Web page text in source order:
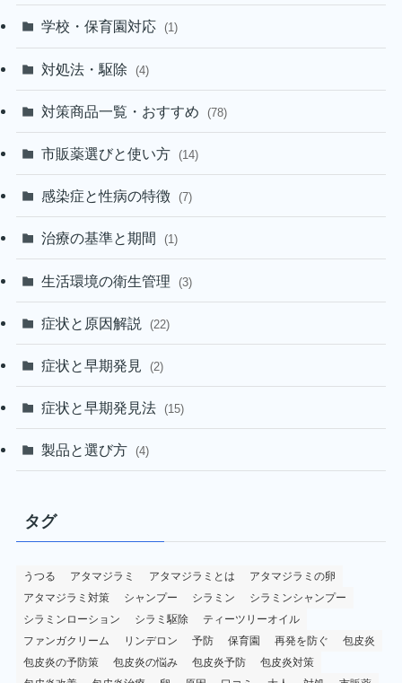
学校・保育園対応 (1)
対処法・駆除 (4)
対策商品一覧・おすすめ (78)
市販薬選びと使い方 (14)
感染症と性病の特徴 (7)
治療の基準と期間 (1)
生活環境の衛生管理 (3)
症状と原因解説 (22)
症状と早期発見 (2)
症状と早期発見法 (15)
製品と選び方 (4)
タグ
うつる アタマジラミ アタマジラミとは
アタマジラミの卵
アタマジラミ対策
シャンプー シラミン
シラミンシャンプー
シラミンローション
シラミ駆除
ティーツリーオイル
ファンガクリーム
リンデロン 予防 保育園 再発を防ぐ
包皮炎
包皮炎の予防策
包皮炎の悩み 包皮炎予防
包皮炎対策